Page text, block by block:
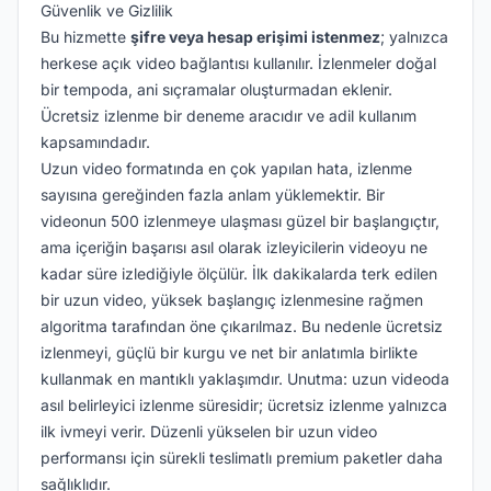
Güvenlik ve Gizlilik
Bu hizmette şifre veya hesap erişimi istenmez; yalnızca
herkese açık video bağlantısı kullanılır. İzlenmeler doğal
bir tempoda, ani sıçramalar oluşturmadan eklenir.
Ücretsiz izlenme bir deneme aracıdır ve adil kullanım
kapsamındadır.
Uzun video formatında en çok yapılan hata, izlenme
sayısına gereğinden fazla anlam yüklemektir. Bir
videonun 500 izlenmeye ulaşması güzel bir başlangıçtır,
ama içeriğin başarısı asıl olarak izleyicilerin videoyu ne
kadar süre izlediğiyle ölçülür. İlk dakikalarda terk edilen
bir uzun video, yüksek başlangıç izlenmesine rağmen
algoritma tarafından öne çıkarılmaz. Bu nedenle ücretsiz
izlenmeyi, güçlü bir kurgu ve net bir anlatımla birlikte
kullanmak en mantıklı yaklaşımdır. Unutma: uzun videoda
asıl belirleyici izlenme süresidir; ücretsiz izlenme yalnızca
ilk ivmeyi verir. Düzenli yükselen bir uzun video
performansı için sürekli teslimatlı premium paketler daha
sağlıklıdır.